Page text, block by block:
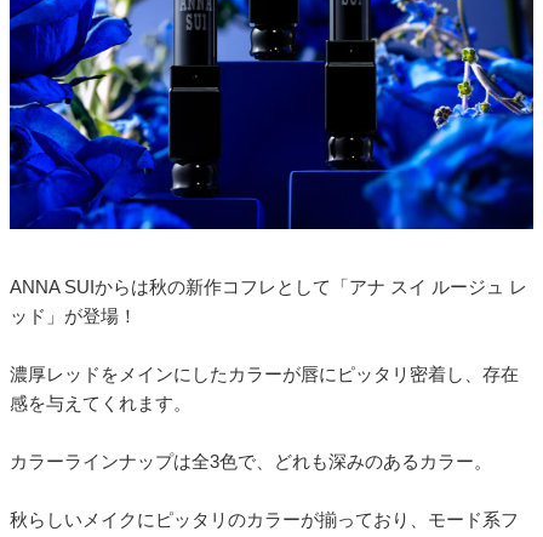
ANNA SUIからは秋の新作コフレとして「アナ スイ ルージュ レ
ッド」が登場！
濃厚レッドをメインにしたカラーが唇にピッタリ密着し、存在
感を与えてくれます。
カラーラインナップは全3色で、どれも深みのあるカラー。
秋らしいメイクにピッタリのカラーが揃っており、モード系フ